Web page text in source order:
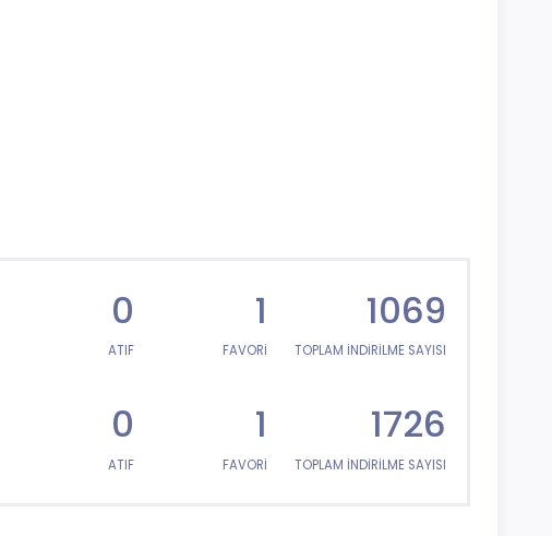
0
ATIF
1
FAVORİ
1069
TOPLAM İNDİRİLME SAYISI
0
ATIF
1
FAVORİ
1726
TOPLAM İNDİRİLME SAYISI